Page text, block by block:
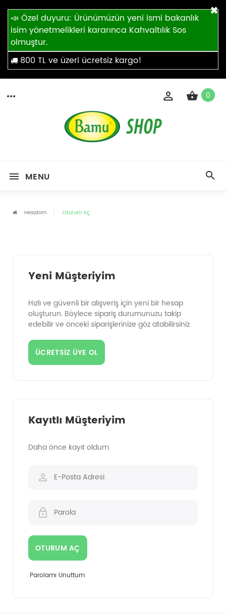
×
📣 Özel duyuru: Ürünümüzün yeni ismi bakanlık
isim yönetmelikleri kararınca Kahvaltılık Sos
olmuştur.
800 TL ve üzeri ücretsiz kargo!
0
MENU
Hesabım Oturum Aç
Yeni Müşteriyim
Hızlı ve güvenli bir alışveriş için yeni bir hesap
oluşturun. Böylece sipariş durumunuzu takip
edebilir ve önceki siparişlerinize göz atabilirsiniz.
ÜCRETSIZ ÜYE OL
Kayıtlı Müşteriyim
Daha önce kayıt oldum.
Parolamı Unuttum